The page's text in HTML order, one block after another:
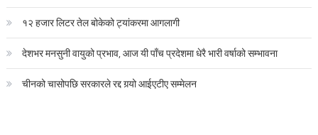
१२ हजार लिटर तेल बोकेको ट्यांकरमा आगलागी
देशभर मनसुनी वायुको प्रभाव, आज यी पाँच प्रदेशमा धेरै भारी वर्षाको सम्भावना
चीनको चासोपछि सरकारले रद्द गर्‍यो आईएटीए सम्मेलन